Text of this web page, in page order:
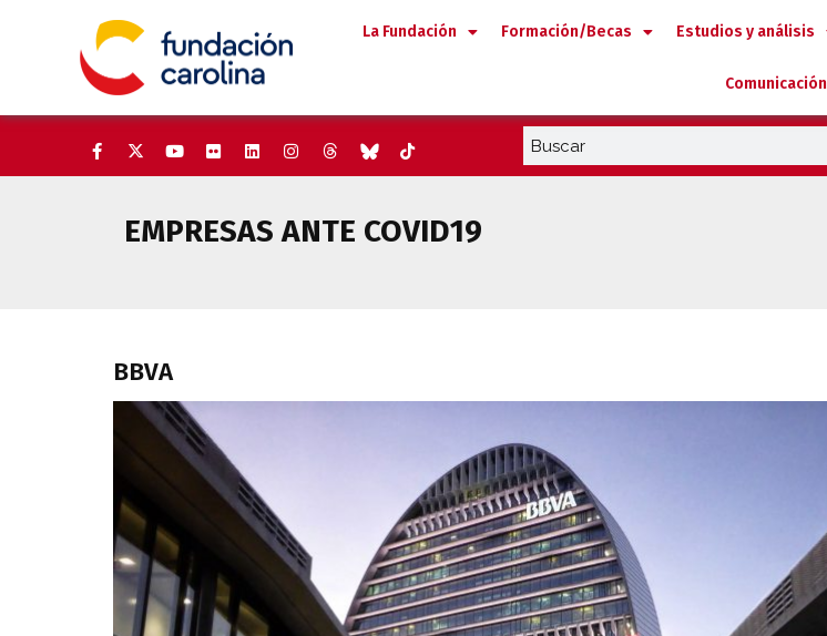
La Fundación Formación/Becas Estudios y análisis
Comunicación
EMPRESAS ANTE COVID19
BBVA